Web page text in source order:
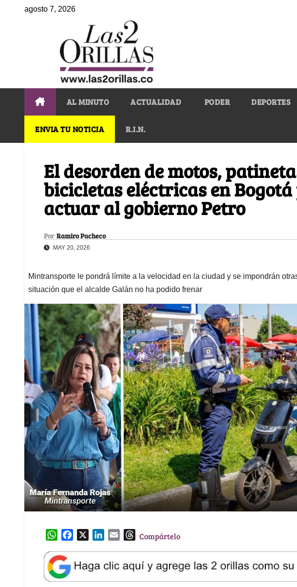
agosto 7, 2026
AL MINUTO ACTUALIDAD PODER DEPORTES
ENVIA TU NOTICIA R.I.N.
El desorden de motos,
bicicletas eléctricas en Bogotá
actuar al gobierno Petro
Por Ramiro Pacheco
MAY 20, 2026
Mintransporte le pondrá límite a la velocidad en la ciudad y se impondrán
situación que el alcalde Galán no ha podido frenar
W
a
t
s
e
b
k
e
l
T
e
a
Compártelo